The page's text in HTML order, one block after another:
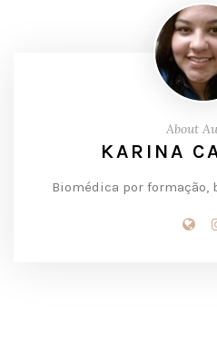
About
KARINA
Biomédica por formação,